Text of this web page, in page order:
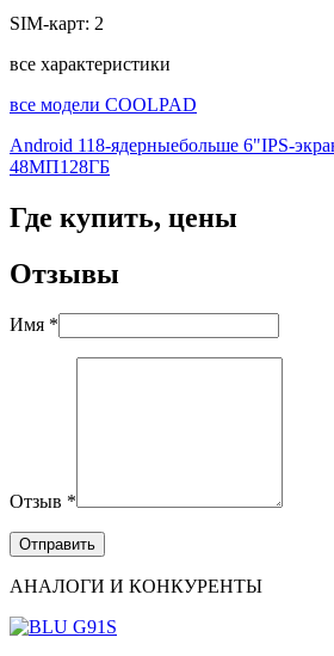
SIM-карт: 2
все характеристики
все модели COOLPAD
Android 118-ядерныебольше 6"IPS-
48МП128ГБ
Где купить, цены
Отзывы
Имя *
Отзыв *
АНАЛОГИ И КОНКУРЕНТЫ